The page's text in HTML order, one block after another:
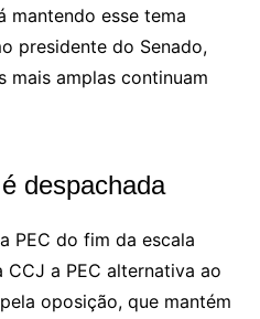
mantendo esse tema
presidente do Senado,
mais amplas continuam
despachada
PEC do fim da escala
CCJ a PEC alternativa ao
oposição, que mantém